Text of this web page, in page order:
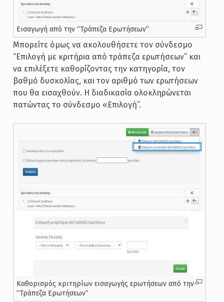
Εισαγωγή από την “Τράπεζα Ερωτήσεων”
Μπορείτε όμως να ακολουθήσετε τον σύνδεσμο
“Επιλογή με κριτήρια από τράπεζα ερωτήσεων” και
να επιλέξετε καθορίζοντας την κατηγορία, τον
βαθμό δυσκολίας, και τον αριθμό των ερωτήσεων
που θα εισαχθούν. Η διαδικασία ολοκληρώνεται
πατώντας το σύνδεσμο «Επιλογή”.
Καθορισμός κριτηρίων εισαγωγής ερωτήσεων από την
“Τράπεζα Ερωτήσεων”